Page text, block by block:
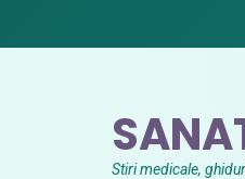
Stiri medicale,